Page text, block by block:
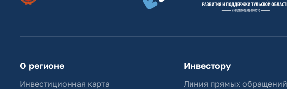
О регионе
Инвестиционная карта
Инвестору
Линия прямых обращений